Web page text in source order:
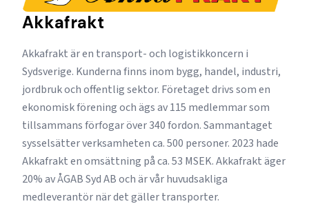
Akkafrakt
Akkafrakt är en transport- och logistikkoncern i
Sydsverige. Kunderna finns inom bygg, handel, industri,
jordbruk och offentlig sektor. Företaget drivs som en
ekonomisk förening och ägs av 115 medlemmar som
tillsammans förfogar över 340 fordon. Sammantaget
sysselsätter verksamheten ca. 500 personer. 2023 hade
Akkafrakt en omsättning på ca. 53 MSEK. Akkafrakt äger
20% av ÅGAB Syd AB och är vår huvudsakliga
medleverantör när det gäller transporter.